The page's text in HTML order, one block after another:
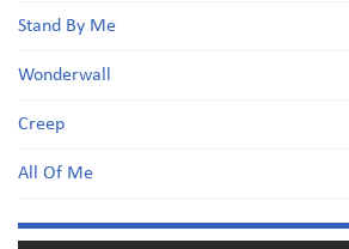
Stand By Me
Wonderwall
Creep
All Of Me